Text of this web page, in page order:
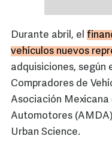
Durante abril, el
vehículos nuevos
adquisiciones, según
Compradores de
Asociación
Automotores
Urban Science.